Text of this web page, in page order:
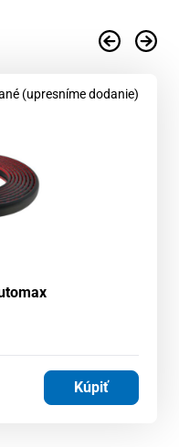
(upresníme dodanie)
Kúpiť